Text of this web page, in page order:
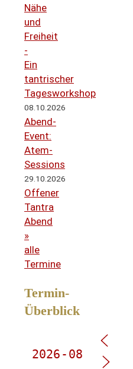
Nähe
und
Freiheit
-
Ein
tantrischer
Tagesworkshop
08.10.2026
Abend-
Event:
Atem-
Sessions
29.10.2026
Offener
Tantra
Abend
»
alle
Termine
Termin-
Überblick